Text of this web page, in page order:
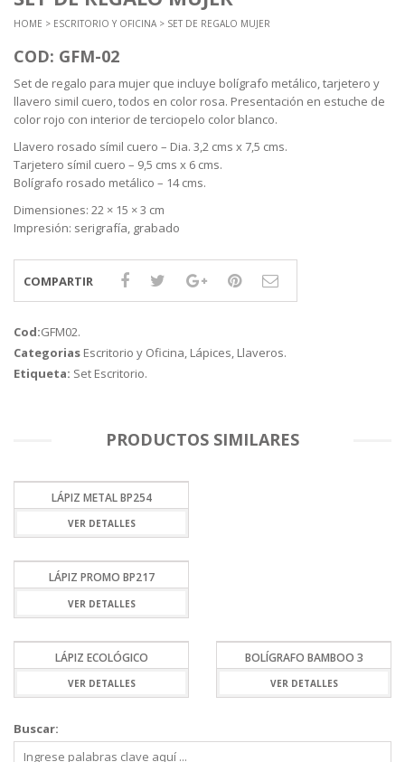
HOME > ESCRITORIO Y OFICINA > SET DE REGALO MUJER
COD: GFM-02
Set de regalo para mujer que incluye bolígrafo metálico, tarjetero y
llavero simil cuero, todos en color rosa. Presentación en estuche de
color rojo con interior de terciopelo color blanco.
Llavero rosado símil cuero – Dia. 3,2 cms x 7,5 cms.
Tarjetero símil cuero – 9,5 cms x 6 cms.
Bolígrafo rosado metálico – 14 cms.
Dimensiones: 22 × 15 × 3 cm
Impresión: serigrafía, grabado
COMPARTIR
Cod:GFM02.
Categorias Escritorio y Oficina, Lápices, Llaveros.
Etiqueta: Set Escritorio.
PRODUCTOS SIMILARES
LÁPIZ METAL BP254
VER DETALLES
LÁPIZ PROMO BP217
VER DETALLES
LÁPIZ ECOLÓGICO
VER DETALLES
BOLÍGRAFO BAMBOO 3
VER DETALLES
Buscar: